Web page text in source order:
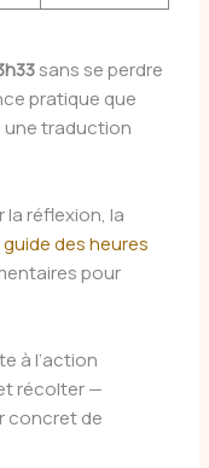
sans se perdre
pratique que
traduction
réflexion, la
guide des heures
pour
à l’action
récolter —
concret de